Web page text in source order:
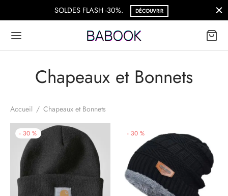
SOLDES FLASH -30%. DÉCOUVRIR
Chapeaux et Bonnets
Accueil / Chapeaux et Bonnets
- 30 % - 30 %